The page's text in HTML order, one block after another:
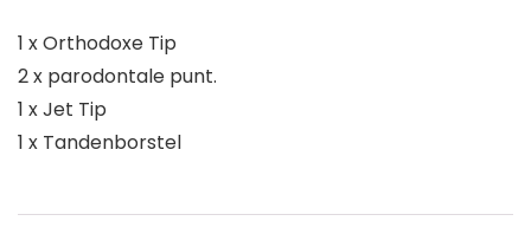
1 x Orthodoxe Tip
2 x parodontale punt.
1 x Jet Tip
1 x Tandenborstel